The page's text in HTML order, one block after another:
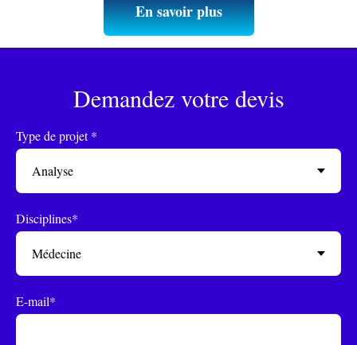
En savoir plus
Demandez votre devis
Type de projet *
Disciplines*
E-mail*